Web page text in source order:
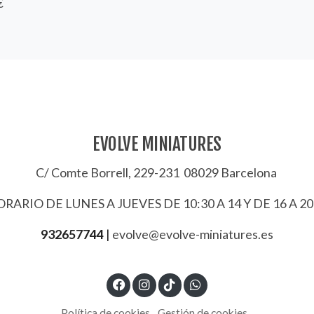
EVOLVE MINIATURES
C/ Comte Borrell, 229-231 08029 Barcelona
DE LUNES A JUEVES DE 10:30 A 14 Y DE 16 A
932657744 | evolve@evolve-miniatures.es